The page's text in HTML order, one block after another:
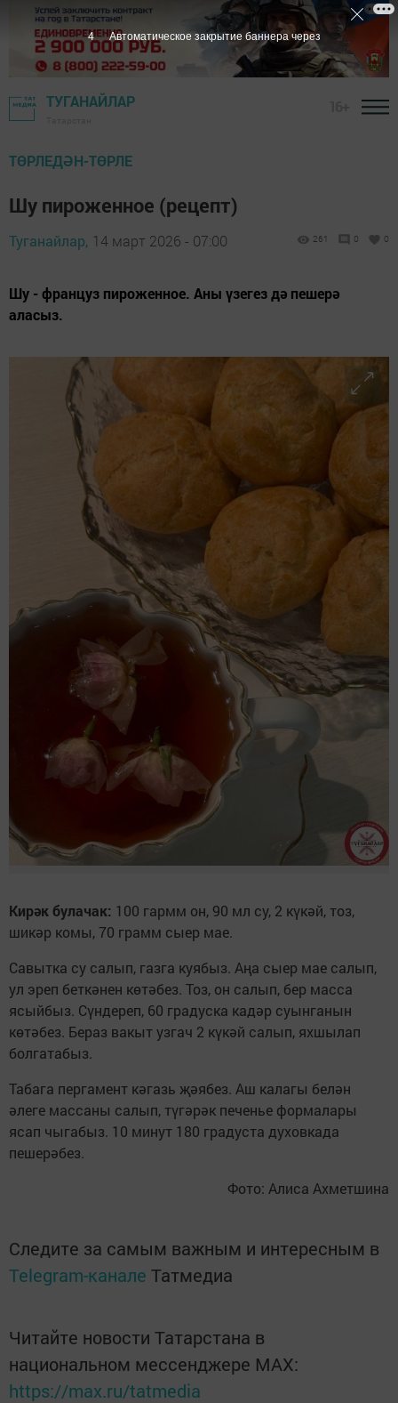
ТУГАНАЙЛАР
ТӨРЛЕДӘН-ТӨРЛЕ
Шу пироженное (рецепт)
Туганайлар, 14 март 2026 - 07:00 261 0 0
Шу - француз пироженное. Аны үзегез дә пешерә
аласыз.
Кирәк булачак: 100 гармм он, 90 мл су, 2 күкәй, тоз,
шикәр комы, 70 грамм сыер мае.
Савытка су салып, газга куябыз. Аңа сыер мае салып,
ул эреп беткәнен көтәбез. Тоз, он салып, бер масса
ясыйбыз. Сүндереп, 60 градуска кадәр суынганын
көтәбез. Бераз вакыт узгач 2 күкәй салып, яхшылап
болгатабыз.
Табага пергамент кәгазь җәябез. Аш калагы белән
әлеге массаны салып, түгәрәк печенье формалары
ясап чыгабыз. 10 минут 180 градуста духовкада
пешерәбез.
Фото: Алиса Ахметшина
Следите за самым важным и интересным в
Telegram-канале Татмедиа
Читайте новости Татарстана в
национальном мессенджере MАХ:
https://max.ru/tatmedia
2 Автоматическое закрытие баннера через